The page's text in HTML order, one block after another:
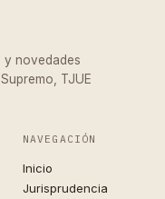
y novedades
TJUE
NAVEGACIÓN
Inicio
Jurisprudencia